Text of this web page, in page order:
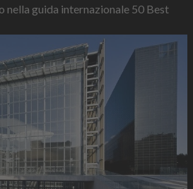
nella guida internazionale 50 Best